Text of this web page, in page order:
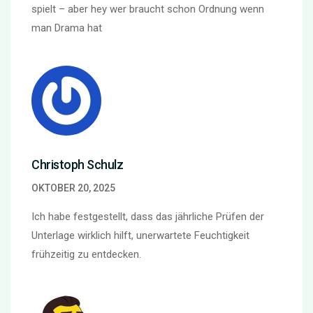
spielt – aber hey wer braucht schon Ordnung wenn
man Drama hat
Christoph Schulz
OKTOBER 20, 2025
Ich habe festgestellt, dass das jährliche Prüfen der
Unterlage wirklich hilft, unerwartete Feuchtigkeit
frühzeitig zu entdecken.